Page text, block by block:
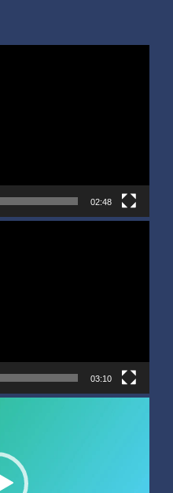
02:48
03:10